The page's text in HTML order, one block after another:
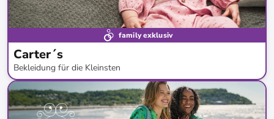
family exklusiv
Carter´s
Bekleidung für die Kleinsten
bis- %*